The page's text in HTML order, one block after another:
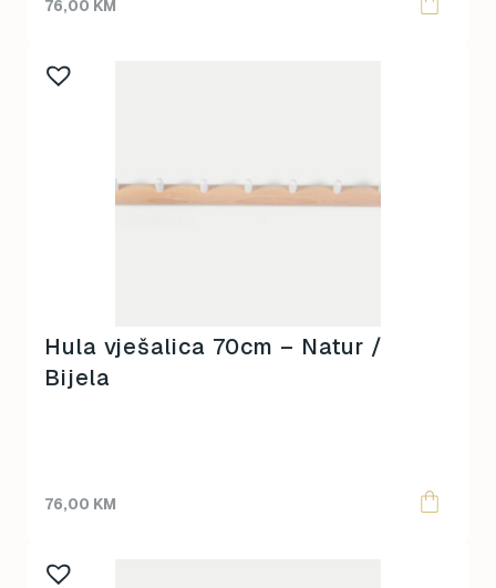
76,00 KM
Hula vješalica 70cm – Natur /
Bijela
76,00 KM